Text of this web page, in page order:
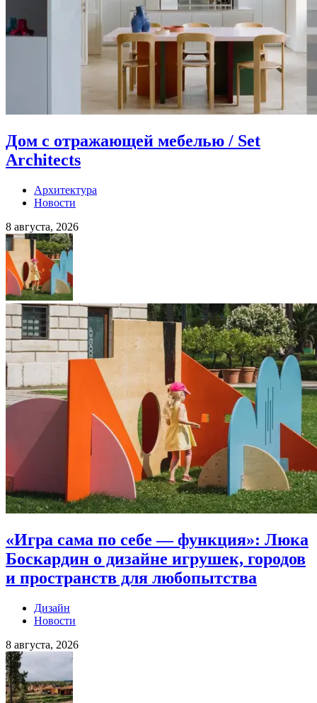
Дом с отражающей мебелью / Set
Architects
Архитектура
Новости
8 августа, 2026
«Игра сама по себе — функция»: Люка
Боскардин о дизайне игрушек, городов
и пространств для любопытства
Дизайн
Новости
8 августа, 2026